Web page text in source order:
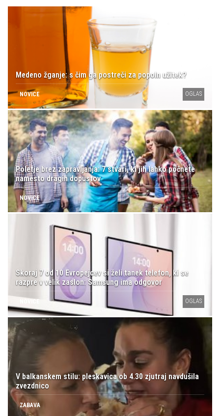
Medeno žganje: s čim ga postreči za popoln užitek?
NOVICE OGLAS
Poletje brez zapravljanja: 7 stvari, ki jih lahko počnete
namesto dragih dopustov
NOVICE
Skoraj 7 od 10 Evropejcev si želi tanek telefon, ki se
razpre v velik zaslon: Samsung ima odgovor
OGLAS
V balkanskem stilu: pleskavica ob 4.30 zjutraj navdušila
zvezdnico
ZABAVA